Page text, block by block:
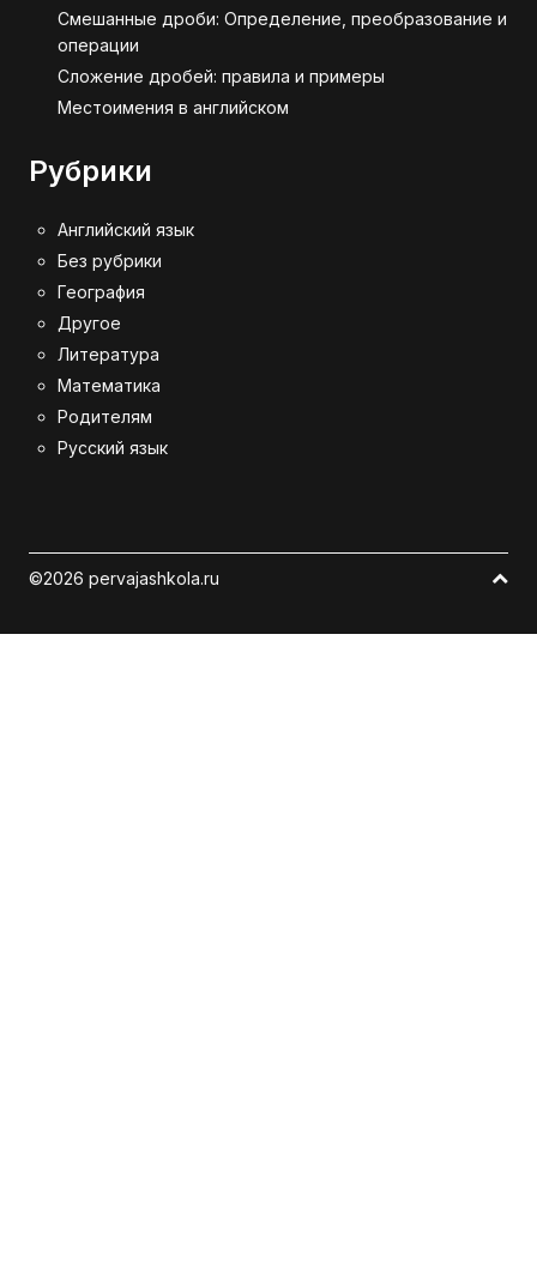
Смешанные дроби: Определение, преобразование и
операции
Сложение дробей: правила и примеры
Местоимения в английском
Рубрики
Английский язык
Без рубрики
География
Другое
Литература
Математика
Родителям
Русский язык
©2026 pervajashkola.ru